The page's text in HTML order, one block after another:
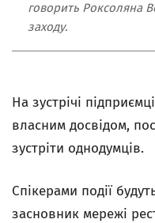
говорить Роксоляна
заходу.
На зустрічі
власним досвідом,
зустріти однодумців.
Спікерами події
засновник мережі